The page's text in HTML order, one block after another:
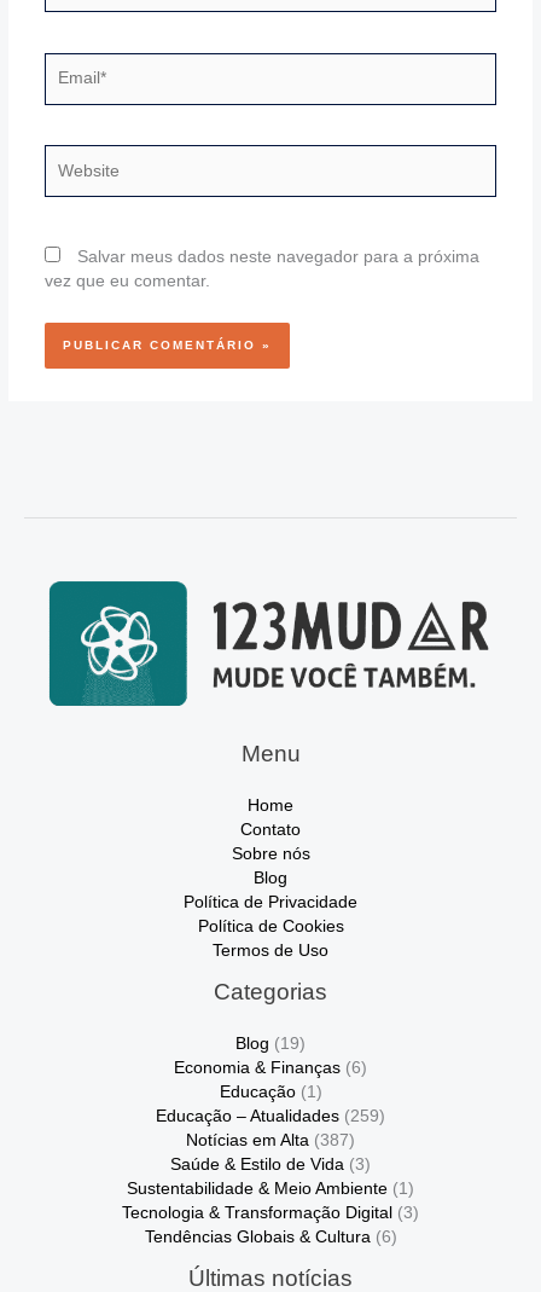
Salvar meus dados neste navegador para a próxima
vez que eu comentar.
Menu
Home
Contato
Sobre nós
Blog
Política de Privacidade
Política de Cookies
Termos de Uso
Categorias
Blog (19)
Economia & Finanças (6)
Educação(1)
Educação – Atualidades (259)
Notícias em Alta (387)
Saúde & Estilo de Vida (3)
Sustentabilidade & Meio Ambiente (1)
Tecnologia & Transformação Digital (3)
Tendências Globais & Cultura(6)
Últimas notícias